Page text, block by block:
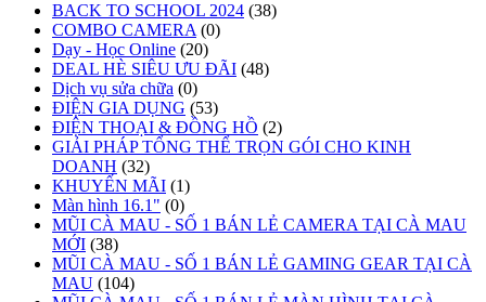
BACK TO SCHOOL 2024 (38)
COMBO CAMERA (0)
Dạy - Học Online (20)
DEAL HÈ SIÊU ƯU ĐÃI (48)
Dịch vụ sửa chữa (0)
ĐIỆN GIA DỤNG (53)
ĐIỆN THOẠI & ĐỒNG HỒ (2)
GIẢI PHÁP TỔNG THỂ TRỌN GÓI CHO KINH
DOANH (32)
KHUYẾN MÃI (1)
Màn hình 16.1" (0)
MŨI CÀ MAU - SỐ 1 BÁN LẺ CAMERA TẠI CÀ MAU
MỚI (38)
MŨI CÀ MAU - SỐ 1 BÁN LẺ GAMING GEAR TẠI CÀ
MAU (104)